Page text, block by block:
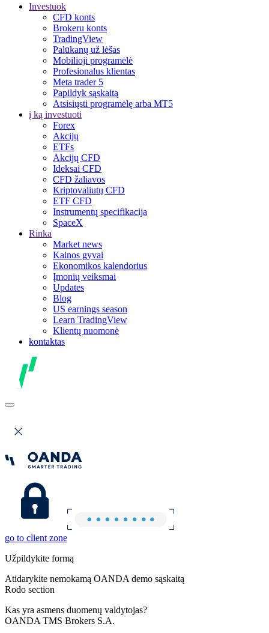
Investuok
CFD konts
Brokeru konts
TradingView
Palūkanų už lėšas
Mobilioji programėlė
Profesionalus klientas
Meta trader 5
Papildyk sąskaitą
Atsisiųsti programėlę arba MT5
į ką investuoti
Forex
Akcijų
ETFs
Akcijų CFD
Ideksai CFD
CFD žaliavos
Kriptovaliutų CFD
ETF CFD
Instrumentų specifikacija
SpaceX
Rinka
Market news
Kainos gyvai
Ekonomikos kalendorius
Įmonių veiksmai
Updates
Blog
US earnings season
Learn TradingView
Klientų nuomonė
kontaktas
go to client zone
Užpildykite formą
Atidarykite nemokamą OANDA demo sąskaitą
Rodo section
Kas yra asmens duomenų valdytojas?
OANDA TMS Brokers S.A.